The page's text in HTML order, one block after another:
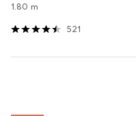
1.80 m
521